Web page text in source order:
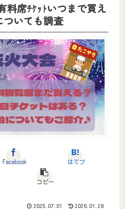
料席ﾁｹｯﾄいつまで買え
ついても調査
Facebook はてブ
コピー
2025.07.01 2026.01.28